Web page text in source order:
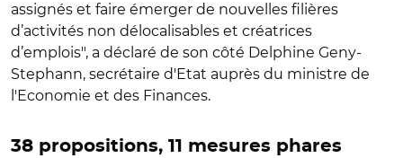
assignés et faire émerger de nouvelles filières
d’activités non délocalisables et créatrices
d’emplois", a déclaré de son côté Delphine Geny-
Stephann, secrétaire d'Etat auprès du ministre de
l'Economie et des Finances.
38 propositions, 11 mesures phares